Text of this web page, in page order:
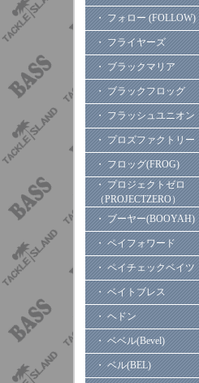
・ フォロー (FOLLOW)
・ フライヤーズ
・ ブラックマリア
・ ブラックフロッグ
・ フラッシュユニオン
・ プロズファクトリー
・ フロッグ(FROG)
・ プロジェクトゼロ
（PROJECTZERO）
・ ブーヤー(BOOYAH)
・ ペイフォワード
・ ペイチェックベイツ
・ ベイトブレス
・ ヘドン
・ ベベル(Bevel)
・ ベル(BEL)